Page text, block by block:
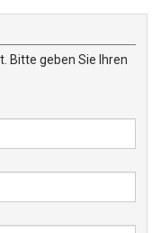
Bitte geben Sie Ihren